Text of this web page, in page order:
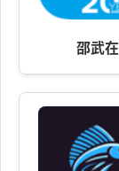
邵武